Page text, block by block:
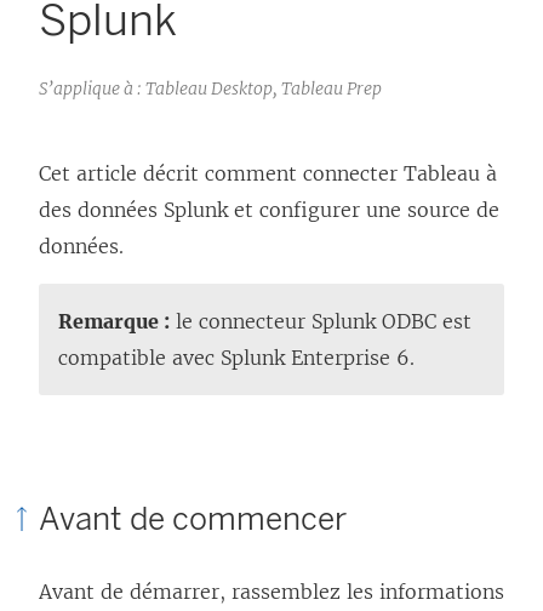
Splunk
S’applique à : Tableau Desktop, Tableau Prep
Cet article décrit comment connecter Tableau à
des données Splunk et configurer une source de
données.
Remarque : le connecteur Splunk ODBC est
compatible avec Splunk Enterprise 6.
Avant de commencer
Avant de démarrer, rassemblez les informations